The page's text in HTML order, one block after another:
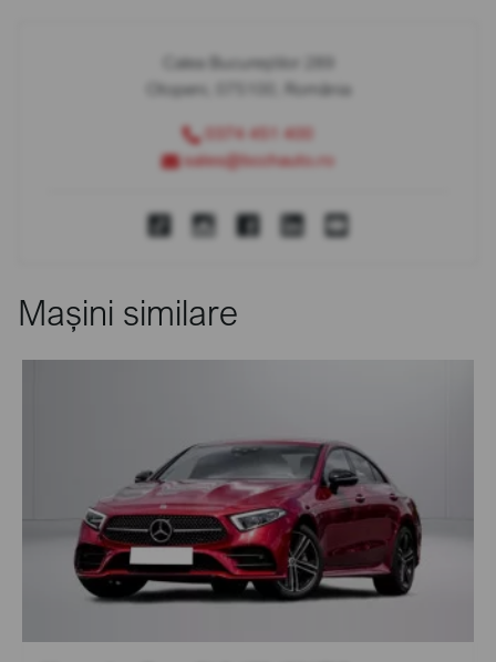
Calea Bucureștilor 289
Otopeni, 075100, România
0374 451 400
sales@bcchauto.ro
Mașini similare